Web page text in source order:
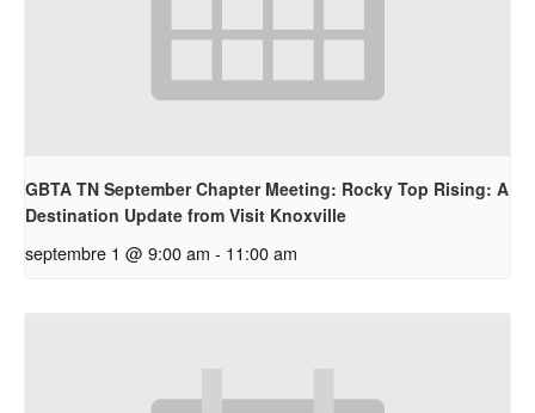
GBTA TN September Chapter Meeting: Rocky Top Rising: A
Destination Update from Visit Knoxville
septembre 1 @ 9:00 am - 11:00 am